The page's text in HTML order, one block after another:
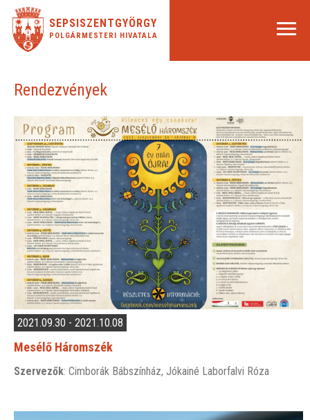
SEPSISZENTGYÖRGY
POLGÁRMESTERI HIVATALA
Rendezvények
2021.09.30 - 2021.10.08
Mesélő Háromszék
Szervezők: Cimborák Bábszínház, Jókainé Laborfalvi Róza